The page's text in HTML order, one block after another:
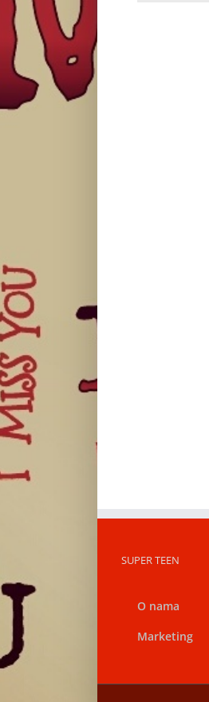
SUPER TEEN
O nama
Marketing